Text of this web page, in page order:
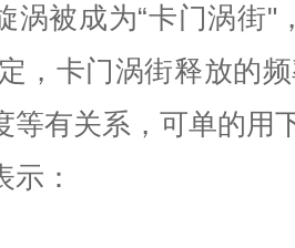
涡被成为“卡门涡街"
，卡门涡街释放的
等有关系，可单的用
：